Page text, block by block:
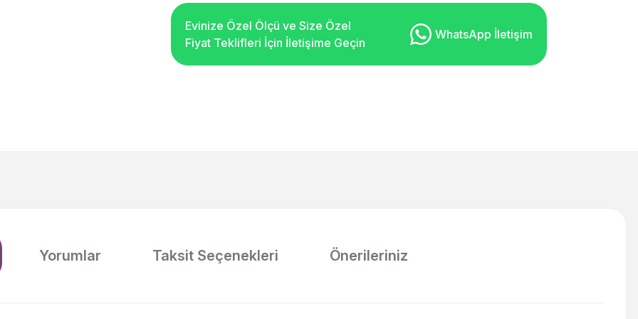
Evinize Özel Ölçü ve Size Özel
Fiyat Teklifleri İçin İletişime Geçin
WhatsApp İletişim
Yorumlar Taksit Seçenekleri Önerileriniz